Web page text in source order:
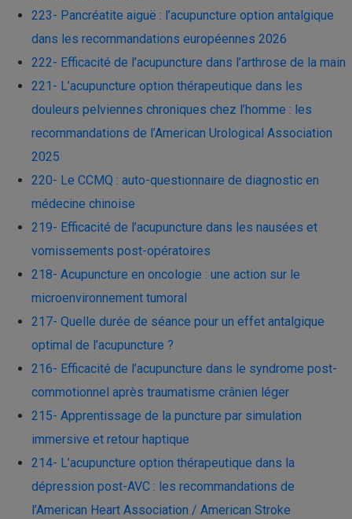
223- Pancréatite aiguë : l’acupuncture option antalgique
dans les recommandations européennes 2026
222- Efficacité de l’acupuncture dans l’arthrose de la main
221- L’acupuncture option thérapeutique dans les
douleurs pelviennes chroniques chez l’homme : les
recommandations de l’American Urological Association
2025
220- Le CCMQ : auto-questionnaire de diagnostic en
médecine chinoise
219- Efficacité de l’acupuncture dans les nausées et
vomissements post-opératoires
218- Acupuncture en oncologie : une action sur le
microenvironnement tumoral
217- Quelle durée de séance pour un effet antalgique
optimal de l’acupuncture ?
216- Efficacité de l’acupuncture dans le syndrome post-
commotionnel après traumatisme crânien léger
215- Apprentissage de la puncture par simulation
immersive et retour haptique
214- L’acupuncture option thérapeutique dans la
dépression post-AVC : les recommandations de
l’American Heart Association / American Stroke